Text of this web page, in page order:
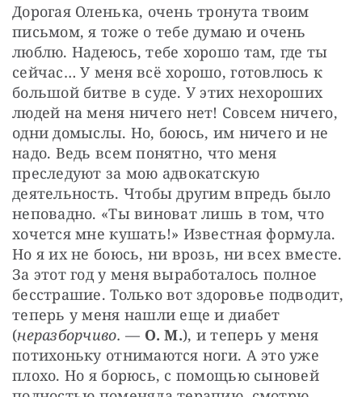
Дорогая Оленька, очень тронута твоим
письмом, я тоже о тебе думаю и очень
люблю. Надеюсь, тебе хорошо там, где ты
сейчас… У меня всё хорошо, готовлюсь к
большой битве в суде. У этих нехороших
людей на меня ничего нет! Совсем ничего,
одни домыслы. Но, боюсь, им ничего и не
надо. Ведь всем понятно, что меня
преследуют за мою адвокатскую
деятельность. Чтобы другим впредь было
неповадно. «Ты виноват лишь в том, что
хочется мне кушать!» Известная формула.
Но я их не боюсь, ни врозь, ни всех вместе.
За этот год у меня выработалось полное
бесстрашие. Только вот здоровье подводит,
теперь у меня нашли еще и диабет
(неразборчиво. — О. М.), и теперь у меня
потихоньку отнимаются ноги. А это уже
плохо. Но я борюсь, с помощью сыновей